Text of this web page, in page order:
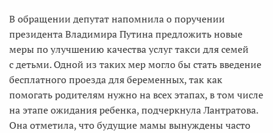
В обращении депутат напомнила о поручении
президента Владимира Путина предложить новые
меры по улучшению качества услуг такси для семей
с детьми. Одной из таких мер могло бы стать введение
бесплатного проезда для беременных, так как
помогать родителям нужно на всех этапах, в том числе
на этапе ожидания ребенка, подчеркнула Лантратова.
Она отметила, что будущие мамы вынуждены часто